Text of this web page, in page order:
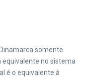
somente
equivalente no sistema
é o equivalente à